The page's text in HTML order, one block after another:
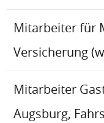
Mitarbeiter für
Versicherung
Mitarbeiter
Augsburg,